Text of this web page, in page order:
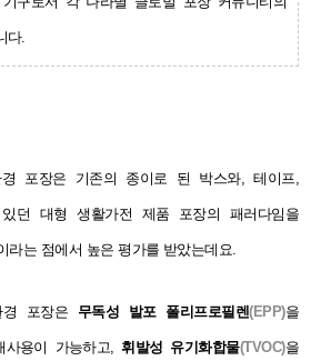
다.
포장은 기존의 종이로 된 박스와, 테이프,
던 대형 생활가전 제품 포장의 패러다임을
라는 점에서 높은 평가를 받았는데요.
경 포장은 무독성 발포 폴리프로필렌(EPP)을
사용이 가능하고,휘발성 유기화합물(TVOC)을